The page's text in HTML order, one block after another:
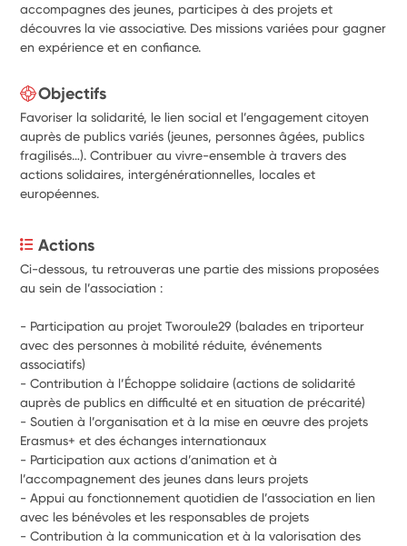
accompagnes des jeunes, participes à des projets et
découvres la vie associative. Des missions variées pour gagner
en expérience et en confiance.
Objectifs
Favoriser la solidarité, le lien social et l’engagement citoyen
auprès de publics variés (jeunes, personnes âgées, publics
fragilisés…). Contribuer au vivre-ensemble à travers des
actions solidaires, intergénérationnelles, locales et
européennes.
Actions
Ci-dessous, tu retrouveras une partie des missions proposées
au sein de l’association :
- Participation au projet Tworoule29 (balades en triporteur
avec des personnes à mobilité réduite, événements
associatifs)
- Contribution à l’Échoppe solidaire (actions de solidarité
auprès de publics en difficulté et en situation de précarité)
- Soutien à l’organisation et à la mise en œuvre des projets
Erasmus+ et des échanges internationaux
- Participation aux actions d’animation et à
l’accompagnement des jeunes dans leurs projets
- Appui au fonctionnement quotidien de l’association en lien
avec les bénévoles et les responsables de projets
- Contribution à la communication et à la valorisation des